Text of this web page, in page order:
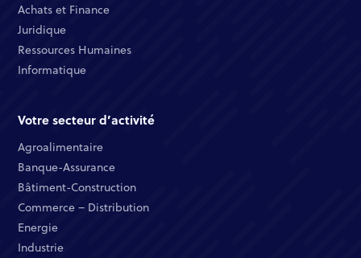
Achats et Finance ​
Juridique​​
Ressources Humaines​
Informatique ​
Votre secteur d’activité
Agroalimentaire
Banque-Assurance​
Bâtiment-Construction
Commerce – Distribution​
Energie​
Industrie​